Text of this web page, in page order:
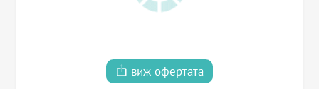
виж офертата